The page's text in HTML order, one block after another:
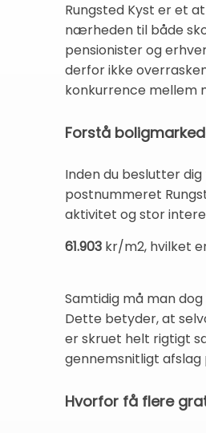
Rungsted Kyst er et
nærheden til både
pensionister og
derfor ikke
konkurrence mellem
Forstå
Inden du beslutter
postnummeret
aktivitet og stor
61.903 kr/m2, hvilket
Samtidig må man
Dette betyder, at
er skruet helt rigtigt
gennemsnitligt afslag
Hvorfor få flere